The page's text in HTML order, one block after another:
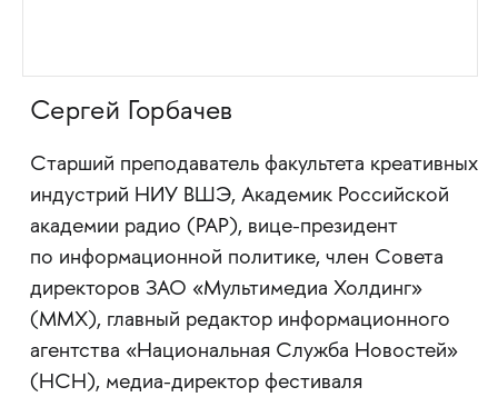
Сергей Горбачев
Cтарший преподаватель факультета креативных
индустрий НИУ ВШЭ, Академик Российской
академии радио (РАР), вице-президент
по информационной политике, член Совета
директоров ЗАО «Мультимедиа Холдинг»
(ММХ), главный редактор информационного
агентства «Национальная Служба Новостей»
(НСН), медиа-директор фестиваля